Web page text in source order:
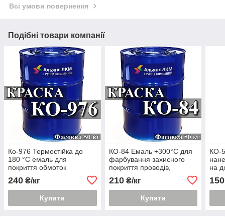
Всі умови повернення
Подібні товари компанії
Ко-976 Термостійка до
180 °C емаль для
покриття обмоток
240 ₴/кг
Купити
КО-84 Емаль +300°С для
фарбування захисного
покриття проводів,
кабелів, виробів із сталі і
алюмінієвих сплавів
210₴/кг
Купити
КО-
на
150